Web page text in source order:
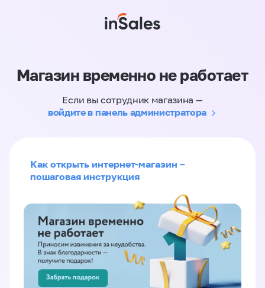
Магазин временно не работает
Если вы сотрудник магазина —
войдите в панель администратора
Как открыть интернет-магазин –
пошаговая инструкция